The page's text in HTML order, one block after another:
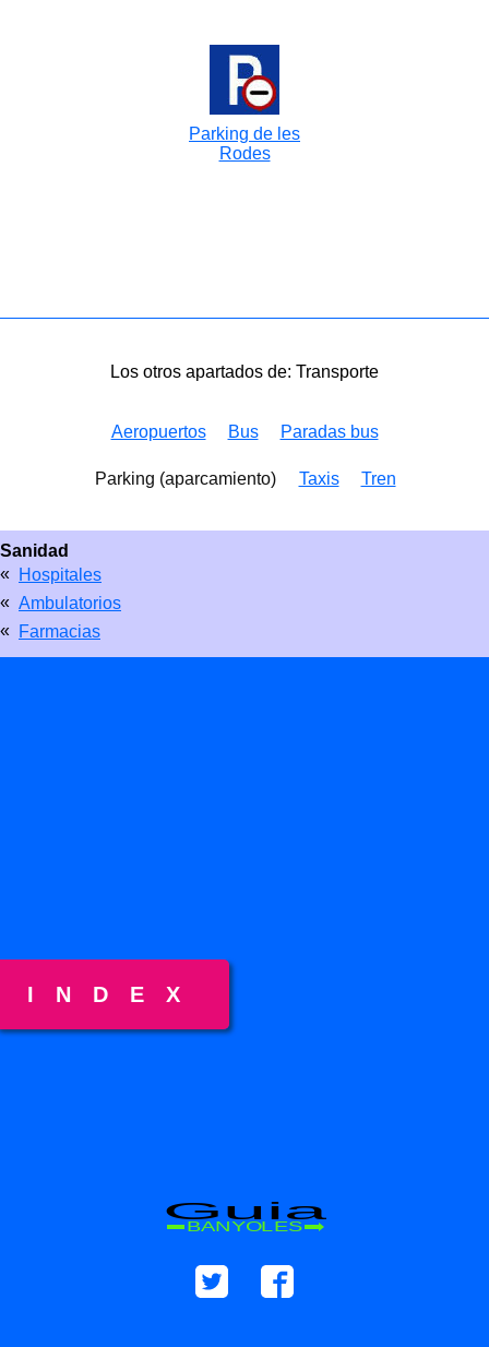
Parking de les
Rodes
Los otros apartados de: Transporte
Aeropuertos Bus Paradas bus
Parking (aparcamiento) Taxis Tren
Sanidad
« Hospitales
« Ambulatorios
« Farmacias
Guia
BANYOLES
INDEX